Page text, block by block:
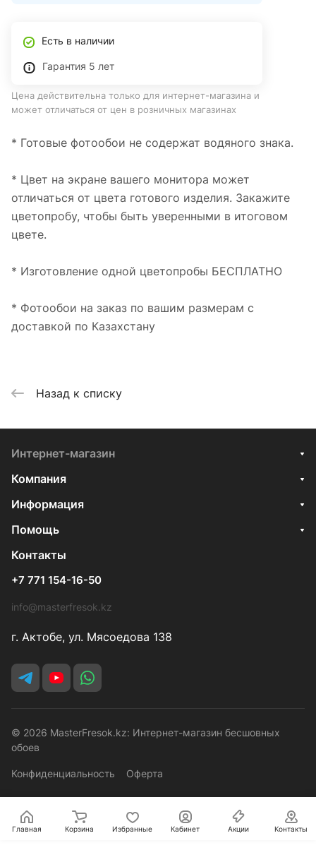
Есть в наличии
Гарантия 5 лет
Цена действительна только для интернет-магазина и
может отличаться от цен в розничных магазинах
* Готовые фотообои не содержат водяного знака.
* Цвет на экране вашего монитора может
отличаться от цвета готового изделия. Закажите
цветопробу, чтобы быть уверенными в итоговом
цвете.
* Изготовление одной цветопробы БЕСПЛАТНО
* Фотообои на заказ по вашим размерам с
доставкой по Казахстану
Назад к списку
Интернет-магазин
Компания
Информация
Помощь
Контакты
+7 771 154-16-50
info@masterfresok.kz
г. Актобе, ул. Мясоедова 138
© 2026 MasterFresok.kz: Интернет-магазин бесшовных
обоев
Конфиденциальность Оферта
Главная Корзина Избранные Кабинет Акции Контакты